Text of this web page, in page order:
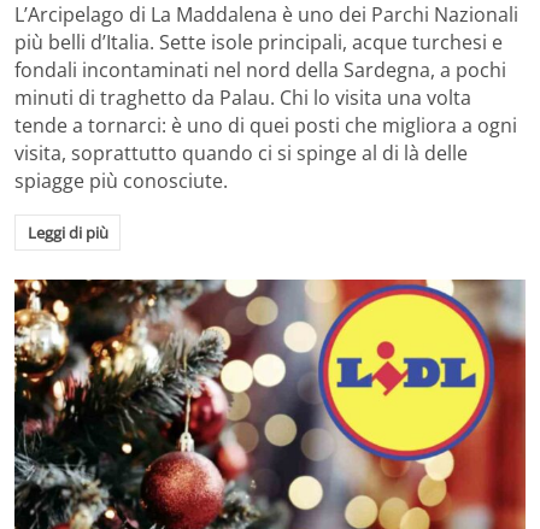
L’Arcipelago di La Maddalena è uno dei Parchi Nazionali
più belli d’Italia. Sette isole principali, acque turchesi e
fondali incontaminati nel nord della Sardegna, a pochi
minuti di traghetto da Palau. Chi lo visita una volta
tende a tornarci: è uno di quei posti che migliora a ogni
visita, soprattutto quando ci si spinge al di là delle
spiagge più conosciute.
Leggi di più